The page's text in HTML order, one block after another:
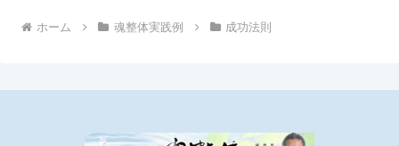
ホーム 魂整体実践例 成功法則